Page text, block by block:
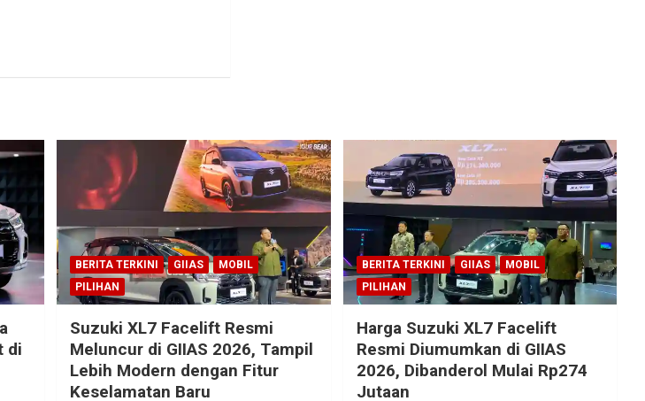
di
BERITA TERKINI GIIAS
MOBIL
PILIHAN
Suzuki XL7 Facelift Resmi
Meluncur di GIIAS 2026, Tampil
Lebih Modern dengan Fitur
Keselamatan Baru
BERITA TERKINI GIIAS
MOBIL
PILIHAN
Harga Suzuki XL7 Facelift
Resmi Diumumkan di GIIAS
2026, Dibanderol Mulai Rp274
Jutaan